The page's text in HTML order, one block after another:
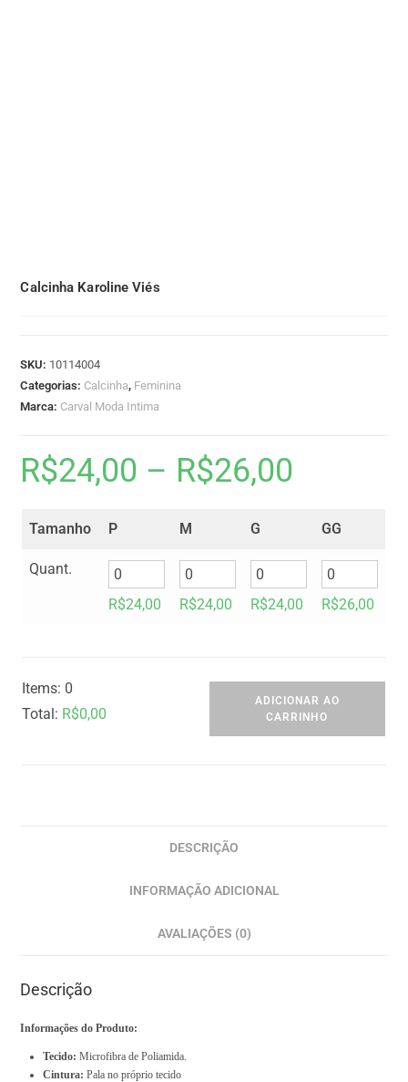
Calcinha Karoline Viés
SKU: 10114004
Categorias: Calcinha, Feminina
Marca: Carval Moda Intima
R$24,00 – R$26,00
Tamanho P M G GG
Quant.
R$24,00 R$24,00 R$24,00 R$26,00
Items: 0
Total: R$0,00
a
l
0
ADICIONAR AO
CARRINHO
DESCRIÇÃO
INFORMAÇÃO ADICIONAL
AVALIAÇÕES (0)
Descrição
Informações do Produto:
Tecido: Microfibra de Poliamida.
Cintura:Pala no próprio tecido